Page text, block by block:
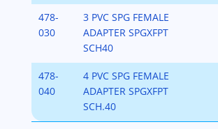
478-
030
3 PVC SPG FEMALE
ADAPTER SPGXFPT
SCH40
478-
040
4 PVC SPG FEMALE
ADAPTER SPGXFPT
SCH.40